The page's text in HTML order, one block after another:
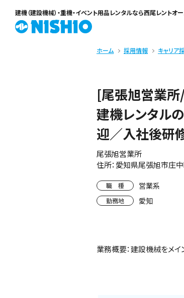
建機（建設機械）・重機・イベント用品レンタルなら西尾レントオ
ホーム 採用情報 キャリア
[尾張旭営業所
建機レンタル
迎／入社後研
尾張旭営業所
住所：愛知県尾張旭市庄
職 種 営業系
勤務地 愛知
業務概要：建設機械をメ